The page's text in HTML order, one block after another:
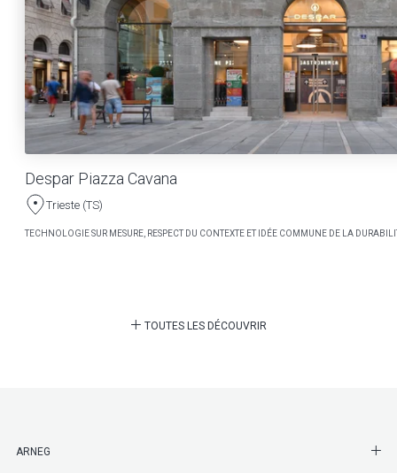
Despar Piazza Cavana
Trieste (TS)
TECHNOLOGIE SUR MESURE, RESPECT DU CONTEXTE ET IDÉE COMMUNE DE LA
TOUTES LES DÉCOUVRIR
ARNEG